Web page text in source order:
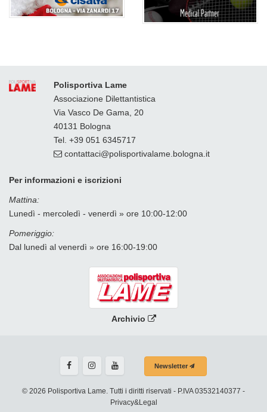
Polisportiva Lame
Associazione Dilettantistica
Via Vasco De Gama, 20
40131 Bologna
Tel. +39 051 6345717
contattaci
polisportivalame.bologna it
Per informazioni e iscrizioni
Mattina:
Lunedì - mercoledì - venerdì » ore 10:00-12:00
Pomeriggio:
Dal lunedì al venerdì » ore 16:00-19:00
Archivio
Newsletter
© 2026 Polisportiva Lame. Tutti i diritti riservati - P.IVA 03532140377 -
Privacy&Legal